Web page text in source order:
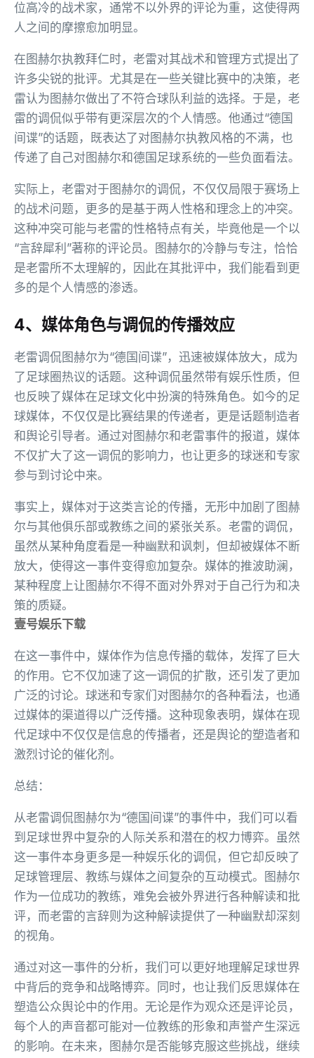
位高冷的战术家，通常不以外界的评论为重，这使得两
人之间的摩擦愈加明显。
在图赫尔执教拜仁时，老雷对其战术和管理方式提出了
许多尖锐的批评。尤其是在一些关键比赛中的决策，老
雷认为图赫尔做出了不符合球队利益的选择。于是，老
雷的调侃似乎带有更深层次的个人情感。他通过“德国
间谍”的话题，既表达了对图赫尔执教风格的不满，也
传递了自己对图赫尔和德国足球系统的一些负面看法。
实际上，老雷对于图赫尔的调侃，不仅仅局限于赛场上
的战术问题，更多的是基于两人性格和理念上的冲突。
这种冲突可能与老雷的性格特点有关，毕竟他是一个以
“言辞犀利”著称的评论员。图赫尔的冷静与专注，恰恰
是老雷所不太理解的，因此在其批评中，我们能看到更
多的是个人情感的渗透。
4、媒体角色与调侃的传播效应
老雷调侃图赫尔为“德国间谍”，迅速被媒体放大，成为
了足球圈热议的话题。这种调侃虽然带有娱乐性质，但
也反映了媒体在足球文化中扮演的特殊角色。如今的足
球媒体，不仅仅是比赛结果的传递者，更是话题制造者
和舆论引导者。通过对图赫尔和老雷事件的报道，媒体
不仅扩大了这一调侃的影响力，也让更多的球迷和专家
参与到讨论中来。
事实上，媒体对于这类言论的传播，无形中加剧了图赫
尔与其他俱乐部或教练之间的紧张关系。老雷的调侃，
虽然从某种角度看是一种幽默和讽刺，但却被媒体不断
放大，使得这一事件变得愈加复杂。媒体的推波助澜，
某种程度上让图赫尔不得不面对外界对于自己行为和决
策的质疑。
壹号娱乐下载
在这一事件中，媒体作为信息传播的载体，发挥了巨大
的作用。它不仅加速了这一调侃的扩散，还引发了更加
广泛的讨论。球迷和专家们对图赫尔的各种看法，也通
过媒体的渠道得以广泛传播。这种现象表明，媒体在现
代足球中不仅仅是信息的传播者，还是舆论的塑造者和
激烈讨论的催化剂。
总结：
从老雷调侃图赫尔为“德国间谍”的事件中，我们可以看
到足球世界中复杂的人际关系和潜在的权力博弈。虽然
这一事件本身更多是一种娱乐化的调侃，但它却反映了
足球管理层、教练与媒体之间复杂的互动模式。图赫尔
作为一位成功的教练，难免会被外界进行各种解读和批
评，而老雷的言辞则为这种解读提供了一种幽默却深刻
的视角。
通过对这一事件的分析，我们可以更好地理解足球世界
中背后的竞争和战略博弈。同时，也让我们反思媒体在
塑造公众舆论中的作用。无论是作为观众还是评论员，
每个人的声音都可能对一位教练的形象和声誉产生深远
的影响。在未来，图赫尔是否能够克服这些挑战，继续